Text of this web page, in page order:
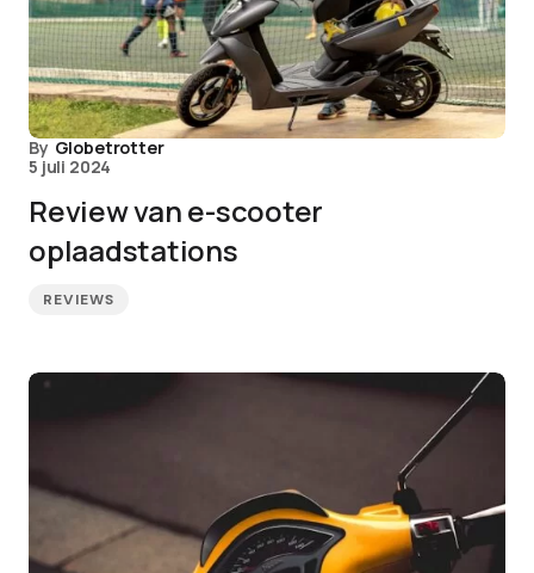
By Globetrotter
5 juli 2024
Review van e-scooter
oplaadstations
REVIEWS